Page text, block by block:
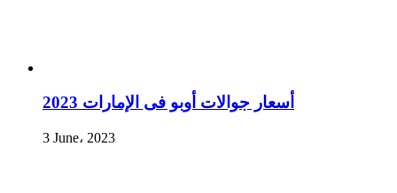
أسعار جوالات أوبو فى الإمارات 2023
3 June، 2023